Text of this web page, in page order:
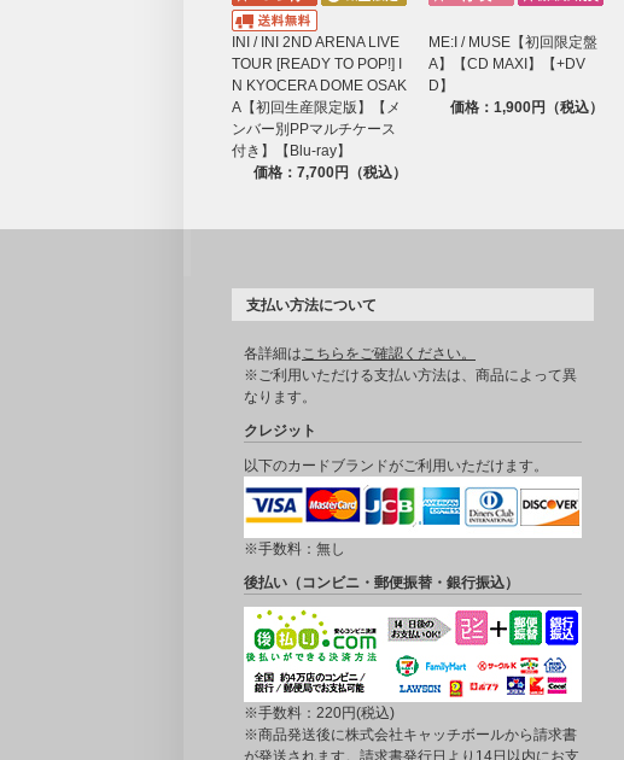
INI / INI 2ND ARENA LIVE
TOUR [READY TO POP!] I
N KYOCERA DOME OSAK
A【初回生産限定版】【メ
ンバー別PPマルチケース
付き】【Blu-ray】
価格：7,700円（税込）
ME:I / MUSE【初回限定盤
A】【CD MAXI】【+DV
D】
価格：1,900円（税込）
支払い方法について
各詳細は こちらをご確認ください。
※ご利用いただける支払い方法は、商品によって異
なります。
クレジット
以下のカードブランドがご利用いただけます。
※手数料：無し
後払い（コンビニ・郵便振替・銀行振込）
※手数料：220円(税込)
※商品発送後に株式会社キャッチボールから請求書
が発送されます。請求書発行日より14日以内にお支